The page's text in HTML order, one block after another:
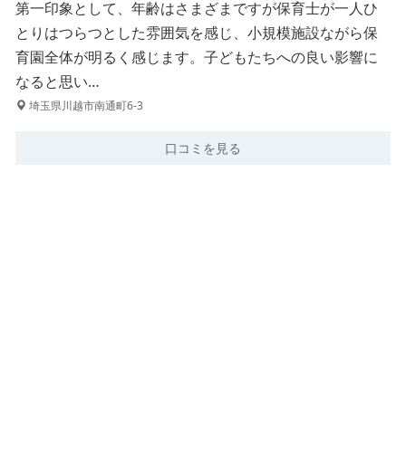
第一印象として、年齢はさまざまですが保育士が一人ひ
とりはつらつとした雰囲気を感じ、小規模施設ながら保
育園全体が明るく感じます。子どもたちへの良い影響に
なると思い…
埼玉県川越市南通町6-3
口コミを見る